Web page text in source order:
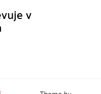
v